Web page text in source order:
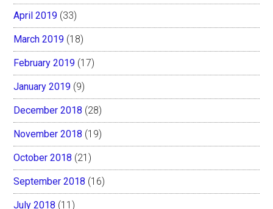
April 2019 (33)
March 2019 (18)
February 2019 (17)
January 2019 (9)
December 2018 (28)
November 2018 (19)
October 2018 (21)
September 2018 (16)
July 2018 (11)